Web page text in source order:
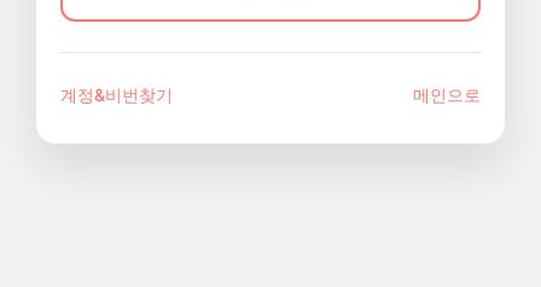
계정&비번찾기 메인으로